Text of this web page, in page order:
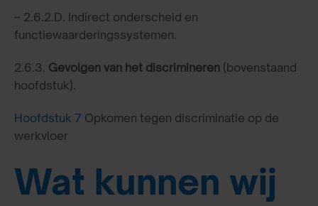
– 2.6.2.D. Indirect onderscheid en
functiewaarderingssystemen.
2.6.3. Gevolgen van het discrimineren (bovenstaand
hoofdstuk).
Hoofdstuk 7 Opkomen tegen discriminatie op de
werkvloer
Wat kunnen wij